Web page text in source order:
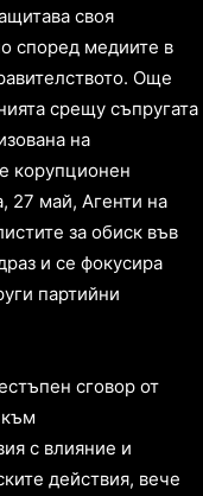
своя
според медиите в
Още
срещу съпругата
на
корупционен
27 май, Агенти на
за обиск във
и се фокусира
партийни
сговор от
с влияние и
действия, вече